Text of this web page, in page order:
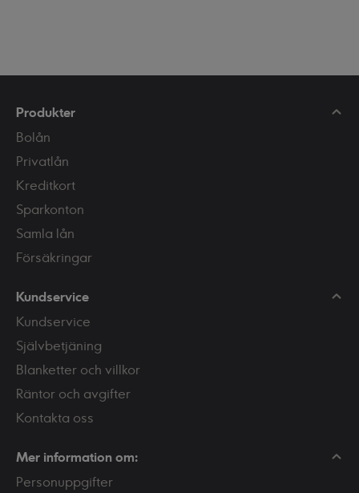
Produkter
Bolån
Privatlån
Kreditkort
Sparkonton
Samla lån
Försäkringar
Kundservice
Kundservice
Självbetjäning
Blanketter och villkor
Räntor och avgifter
Kontakta oss
Mer information om:
Personuppgifter